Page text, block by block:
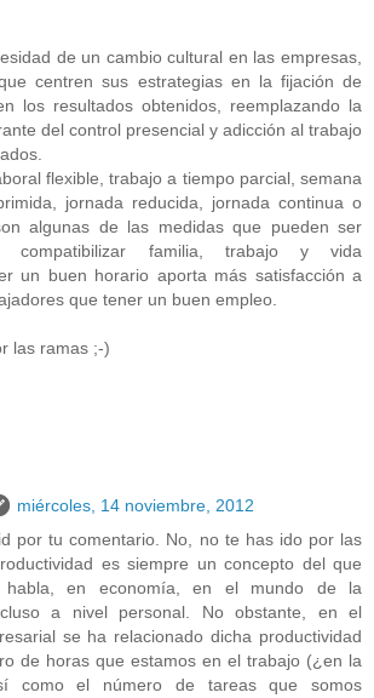
de un cambio cultural en las empresas,
centren sus estrategias en la fijación de
los resultados obtenidos, reemplazando la
del control presencial y adicción al trabajo
flexible, trabajo a tiempo parcial, semana
jornada reducida, jornada continua o
algunas de las medidas que pueden ser
compatibilizar familia, trabajo y vida
un buen horario aporta más satisfacción a
que tener un buen empleo.
las ramas ;-)
miércoles, 14 noviembre, 2012
por tu comentario. No, no te has ido por las
es siempre un concepto del que
habla, en economía, en el mundo de la
a nivel personal. No obstante, en el
se ha relacionado dicha productividad
de horas que estamos en el trabajo (¿en la
como el número de tareas que somos